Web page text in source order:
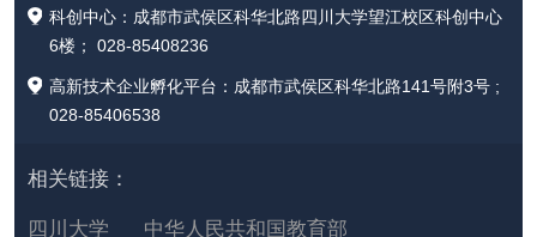
科创中心：成都市武侯区科华北路四川大学望江校区科创中心
6楼； 028-85408236
高新技术企业孵化平台：成都市武侯区科华北路141号附3号 ;
028-85406538
相关链接：
四川大学 中华人民共和国教育部